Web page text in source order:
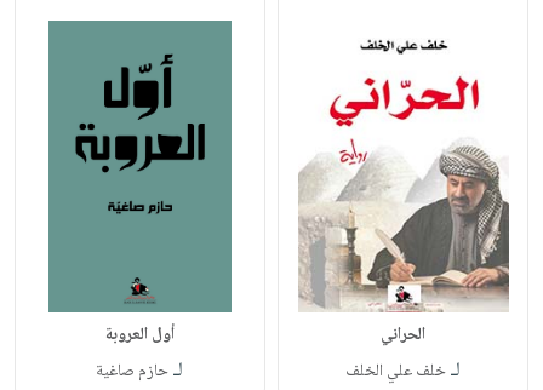
الحراني
لـخلف علي الخلف
أول العروبة
لـحازم صاغية